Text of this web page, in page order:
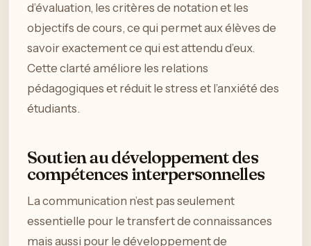
d’évaluation, les critères de notation et les
objectifs de cours, ce qui permet aux élèves de
savoir exactement ce qui est attendu d’eux.
Cette clarté améliore les relations
pédagogiques et réduit le stress et l’anxiété des
étudiants.
Soutien au développement des
compétences interpersonnelles
La communication n’est pas seulement
essentielle pour le transfert de connaissances
mais aussi pour le développement de